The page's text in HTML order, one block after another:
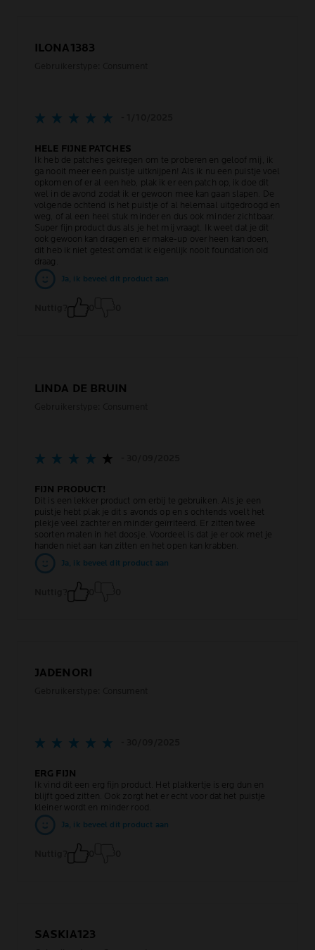
ILONA1383
HELE FIJNE PATCHES
Ik heb de patches gekregen om te proberen en geloof mij, ik
ga nooit meer een puistje uitknijpen! Als ik nu een puistje voel
opkomen of er al een heb, plak ik er een patch op, ik doe dit
wel in de avond zodat ik er gewoon mee kan gaan slapen. De
volgende ochtend is het puistje of al helemaal uitgedroogd en
weg, of al een heel stuk minder en dus ook minder zichtbaar.
Super fijn product dus als je het mij vraagt. Ik weet dat je dit
ook gewoon kan dragen en er make-up over heen kan doen,
dit heb ik niet getest omdat ik eigenlijk nooit foundation oid
draag.
Ja, ik beveel dit product aan
0
LINDA DE BRUIN
FIJN PRODUCT!
Dit is een lekker product om erbij te gebruiken. Als je een
puistje hebt plak je dit s avonds op en s ochtends voelt het
plekje veel zachter en minder geïrriteerd. Er zitten twee
soorten maten in het doosje. Voordeel is dat je er ook met je
handen niet aan kan zitten en het open kan krabben.
Ja, ik beveel dit product aan
0
JADENORI
ERG FIJN
Ik vind dit een erg fijn product. Het plakkertje is erg dun en
blijft goed zitten. Ook zorgt het er echt voor dat het puistje
kleiner wordt en minder rood.
Ja, ik beveel dit product aan
0
SASKIA123